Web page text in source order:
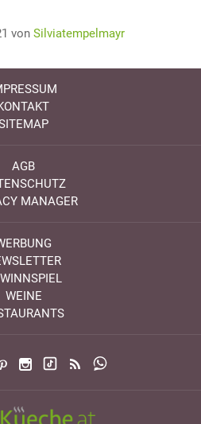
von Silviatempelmayr
AGB
MANAGER
WEINE